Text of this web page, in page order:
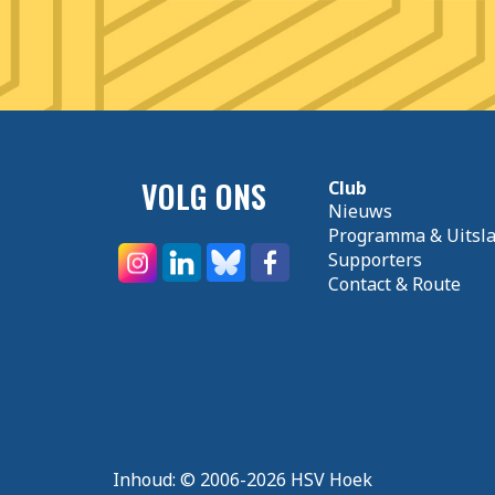
VOLG ONS
Club
Nieuws
Programma &
Supporters
Contact & Route
Inhoud: © 2006-2026 HSV Hoek